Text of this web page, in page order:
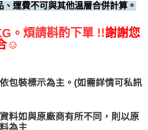
、運費不可與其他溫層合併計算。
。 煩請斟酌下單 !!謝謝您
☺
包裝標示為主。(如需詳情可私訊
料如與原廠商有所不同，則以原
為主